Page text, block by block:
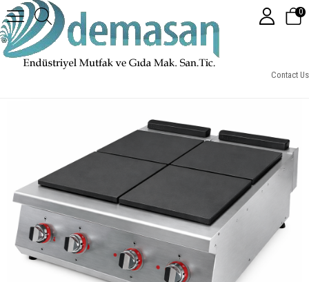
Contact Us
0
Gastrotech EST9020 Elektrikli Kapalı Ocak 900 Seri